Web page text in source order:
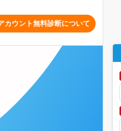
カウント無料診断について